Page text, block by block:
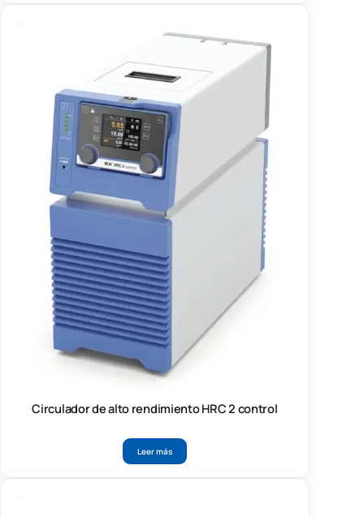
Circulador de alto rendimiento HRC 2 control
Leer más